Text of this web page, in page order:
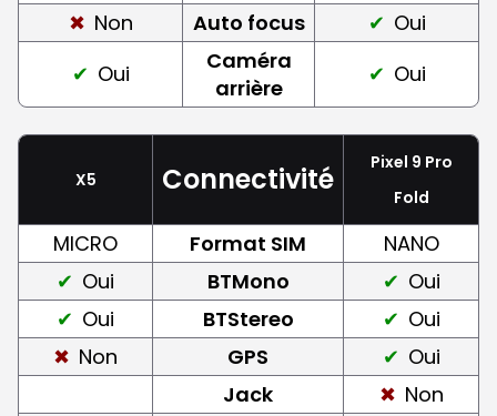
Non
Auto focus
Oui
Oui
Caméra
arrière
Oui
X5 Connectivité
Pixel 9 Pro
Fold
MICRO Format SIM
NANO
Oui
BTMono
Oui
Oui
BTStereo
Oui
Non
GPS
Oui
Jack
Non